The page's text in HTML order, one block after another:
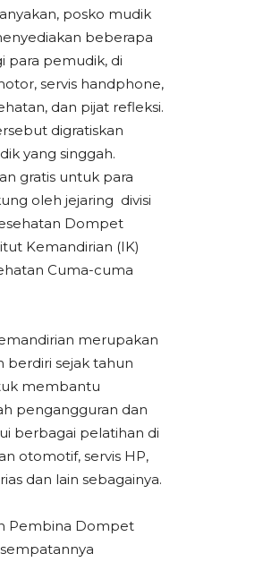
posko mudik
beberapa
para pemudik, di
servis handphone,
dan pijat refleksi.
digratiskan
yang singgah.
gratis untuk para
oleh jejaring divisi
Dompet
Kemandirian (IK)
Cuma-cuma
merupakan
berdiri sejak tahun
membantu
pengangguran dan
berbagai pelatihan di
otomotif, servis HP,
dan lain sebagainya.
Pembina Dompet